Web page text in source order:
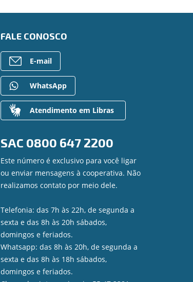
FALE CONOSCO
E-mail
WhatsApp
Atendimento em Libras
SAC 0800 647 2200
Este número é exclusivo para você ligar
ou enviar mensagens à cooperativa. Não
realizamos contato por meio dele.
Telefonia: das 7h às 22h, de segunda a
sexta e das 8h às 20h sábados,
domingos e feriados.
Whatsapp: das 8h às 20h, de segunda a
sexta e das 8h às 18h sábados,
domingos e feriados.